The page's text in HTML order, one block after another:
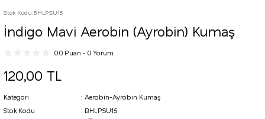
Stok Kodu:BHLPSU15
İndigo Mavi Aerobin (Ayrobin) Kumaş
0.0 Puan - 0 Yorum
120,00 TL
Kategori
Aerobin-Ayrobin Kumaş
Stok Kodu
BHLPSU15